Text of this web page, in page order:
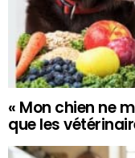
« Mon chien ne
que les